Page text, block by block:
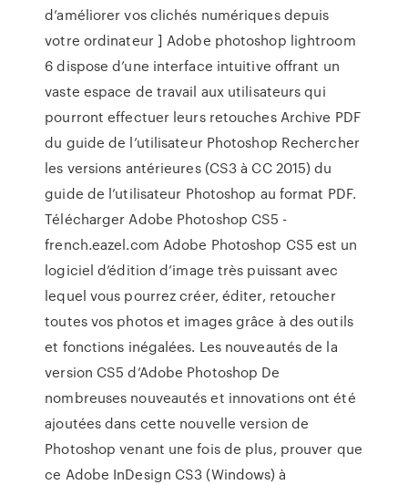
d’améliorer vos clichés numériques depuis
votre ordinateur ] Adobe photoshop lightroom
6 dispose d’une interface intuitive offrant un
vaste espace de travail aux utilisateurs qui
pourront effectuer leurs retouches Archive PDF
du guide de l’utilisateur Photoshop Rechercher
les versions antérieures (CS3 à CC 2015) du
guide de l’utilisateur Photoshop au format PDF.
Télécharger Adobe Photoshop CS5 -
french.eazel.com Adobe Photoshop CS5 est un
logiciel d’édition d’image très puissant avec
lequel vous pourrez créer, éditer, retoucher
toutes vos photos et images grâce à des outils
et fonctions inégalées. Les nouveautés de la
version CS5 d’Adobe Photoshop De
nombreuses nouveautés et innovations ont été
ajoutées dans cette nouvelle version de
Photoshop venant une fois de plus, prouver que
ce Adobe InDesign CS3 (Windows) à